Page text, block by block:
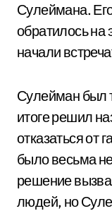
Сулеймана.
обратилось на
начали
Сулейман был
итоге решил
отказаться от
было весьма
решение
людей, но